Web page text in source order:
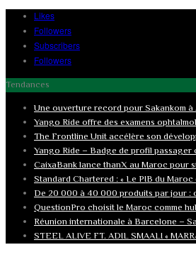
Likes
Followers
Subscribers
Followers
Tendances
Une ouverture record pour Sakankom
Yango Ride offre des examens
The Frontline Unit accélère son
Yango Ride – Badge de profil passager
CaixaBank lance thanX au Maroc pour
Standard Chartered : « Le PIB du
De 20 000 à 40 000 produits par jour :
QuestionPro choisit le Maroc comme
Réunion internationale à Barcelone –
STEEL ALIVE FT. ADIL SMAALI «